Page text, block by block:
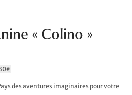
« Colino »
des aventures imaginaires pour votre